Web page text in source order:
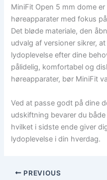
MiniFit Open 5 mm dome
høreapparater med fokus
Det bløde materiale, den
udvalg af versioner sikrer,
lydoplevelse efter dine
pålidelig, komfortabel og
høreapparater, bør MiniFit
Ved at passe godt på dine
udskiftning bevarer du
hvilket i sidste ende giver
lydoplevelse i din hverdag.
PREVIOUS